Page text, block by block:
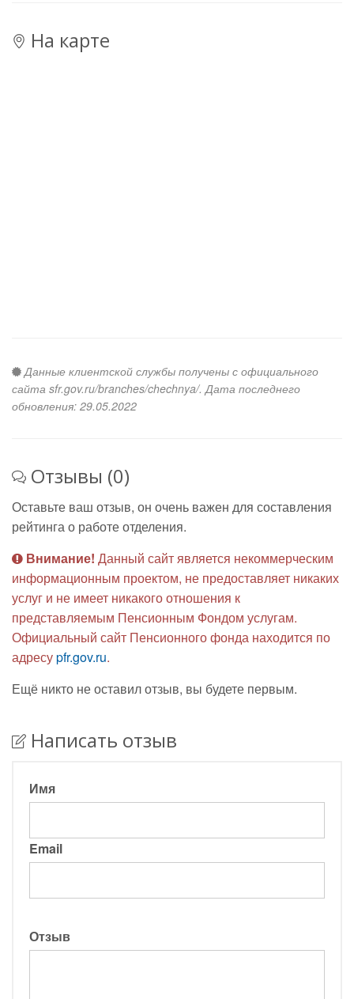
На карте
Данные клиентской службы получены с официального
сайта sfr.gov.ru/branches/chechnya/. Дата последнего
обновления: 29.05.2022
Отзывы (0)
Оставьте ваш отзыв, он очень важен для составления
рейтинга о работе отделения.
Внимание! Данный сайт является некоммерческим
информационным проектом, не предоставляет никаких
услуг и не имеет никакого отношения к
представляемым Пенсионным Фондом услугам.
Официальный сайт Пенсионного фонда находится по
адресуpfr.gov.ru.
Ещё никто не оставил отзыв, вы будете первым.
Написать отзыв
Имя
Email
Отзыв